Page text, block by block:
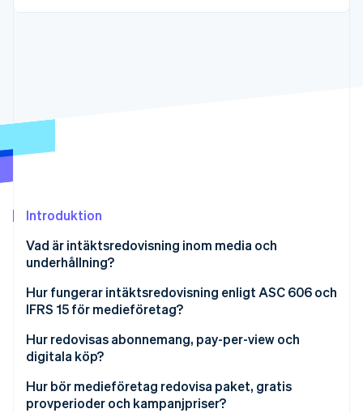
Partner
Introduktion
Vad är intäktsredovisning inom media och
underhållning?
Hur fungerar intäktsredovisning enligt ASC 606 och
IFRS 15 för medieföretag?
Hur redovisas abonnemang, pay-per-view och
digitala köp?
Hur bör medieföretag redovisa paket, gratis
provperioder och kampanjpriser?